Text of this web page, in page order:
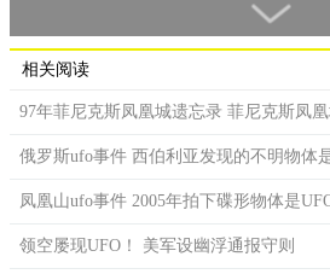
相关阅读
97年菲尼克斯凤凰城遗忘录 菲尼克斯凤
俄罗斯ufo事件 西伯利亚发现的不明物体
凤凰山ufo事件 2005年拍下碟形物体是
领空屡现UFO！ 美军设幽浮通报守则